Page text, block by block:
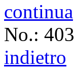
continua
No.:
indietro